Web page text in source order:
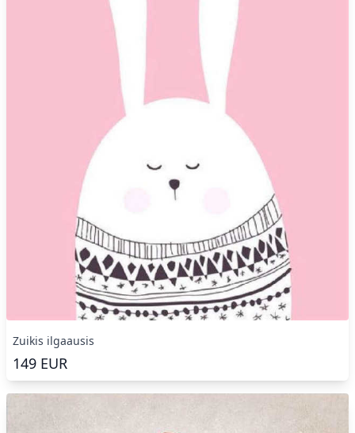
Zuikis ilgaausis
149 EUR